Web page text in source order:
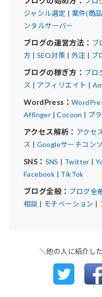
ジャンル選定 | 案件(商
ンタルサーバー
ブログの運営方法： ブ
方 | SEO対策 | 外注 | ブ
ブログの稼ぎ方： ブロ
ス | アフィリエイト |
WordPress：
Affinger |Cocoon | プ
アクセス解析： アクセ
ス | Googleサーチコン
SNS： SNS | Twitter |
Facebook | TikTok
ブログ全般： ブログ全
相談 | モチベーション |
＼他の人に紹介し